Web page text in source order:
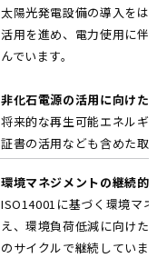
太陽光発電設備の導入をは
活用を進め、電力使用に伴う
んでいます。
非化石電源の活用に向けた検
将来的な再生可能エネルギ
証書の活用なども含めた取
環境マネジメントの継続的運
ISO14001に基づく環境マネ
え、環境負荷低減に向けた
のサイクルで継続しています